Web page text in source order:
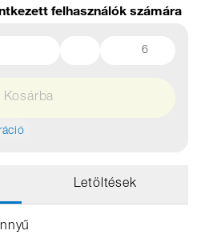
felhasználók számára
6
Kosárba
Letöltések